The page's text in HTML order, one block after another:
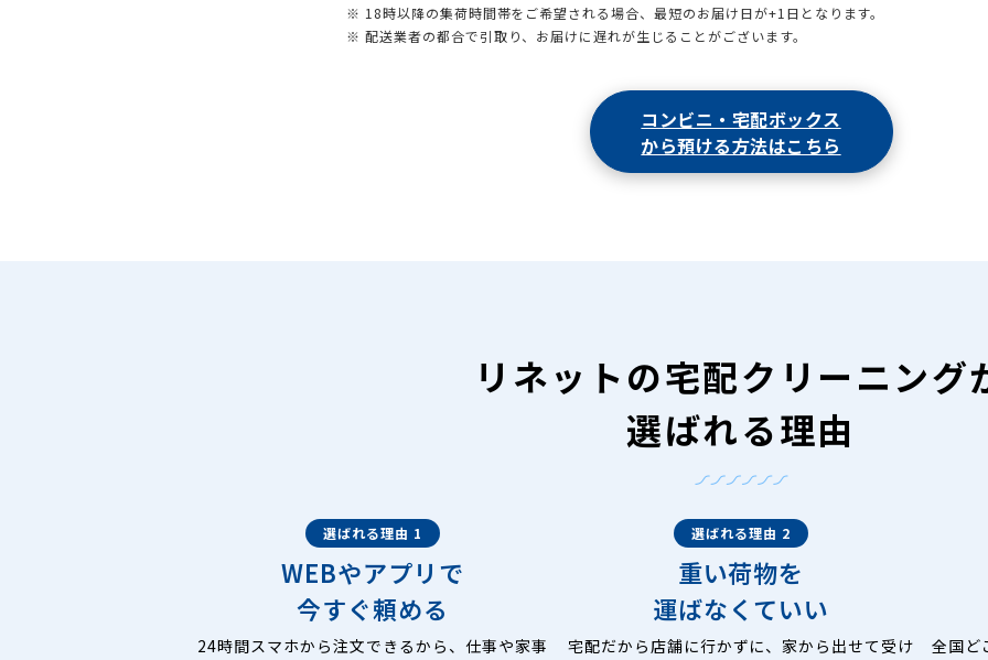
※ 18時以降の集荷時間帯をご希望される場合、最短のお届け日が+1日となります。
※ 配送業者の都合で引取り、お届けに遅れが生じることがございます。
コンビニ・宅配ボックス
から預ける方法はこちら
リネットの宅配クリーニング
選ばれる理由
選ばれる理由 1
WEBやアプリで
今すぐ頼める
24時間スマホから注文できるから、仕事や家事
選ばれる理由 2
重い荷物を
運ばなくていい
宅配だから店舗に行かずに、家から出せて受け
全国ど